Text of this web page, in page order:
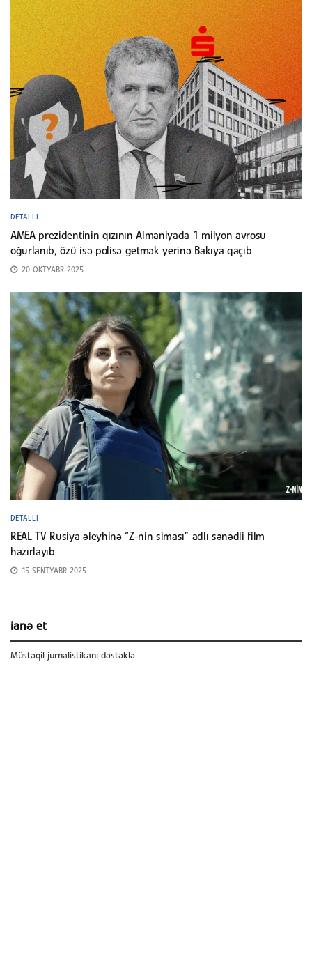
DETALLI
AMEA prezidentinin qızının Almaniyada 1 milyon avrosu
oğurlanıb, özü isə polisə getmək yerinə Bakıya qaçıb
20 OKTYABR 2025
DETALLI
REAL TV Rusiya əleyhinə “Z-nin siması” adlı sənədli film
hazırlayıb
15 SENTYABR 2025
ianə et
Müstəqil jurnalistikanı dəstəklə